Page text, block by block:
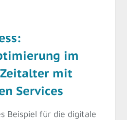
im
mit
Services
Beispiel für die digitale